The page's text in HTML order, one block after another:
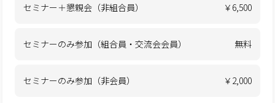
セミナー＋懇親会（非組合員） ￥6,500
セミナーのみ参加（組合員・交流会会員） 無料
セミナーのみ参加（非会員） ￥2,000